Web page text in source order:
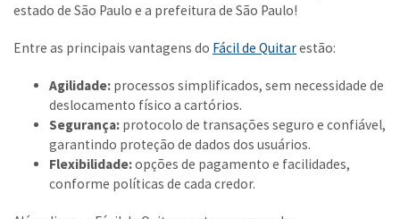
estado de São Paulo e a prefeitura de São Paulo!
Entre as principais vantagens do Fácil de Quitarestão:
Agilidade: processos simplificados, sem necessidade de
deslocamento físico a cartórios.
Segurança: protocolo de transações seguro e confiável,
garantindo proteção de dados dos usuários.
Flexibilidade:opções de pagamento e facilidades,
conforme políticas de cada credor.